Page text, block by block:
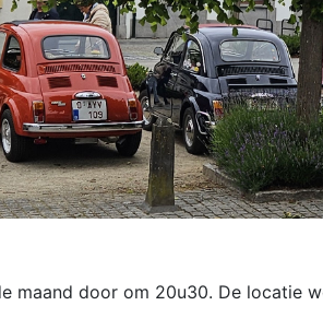
maand door om 20u30. De locatie